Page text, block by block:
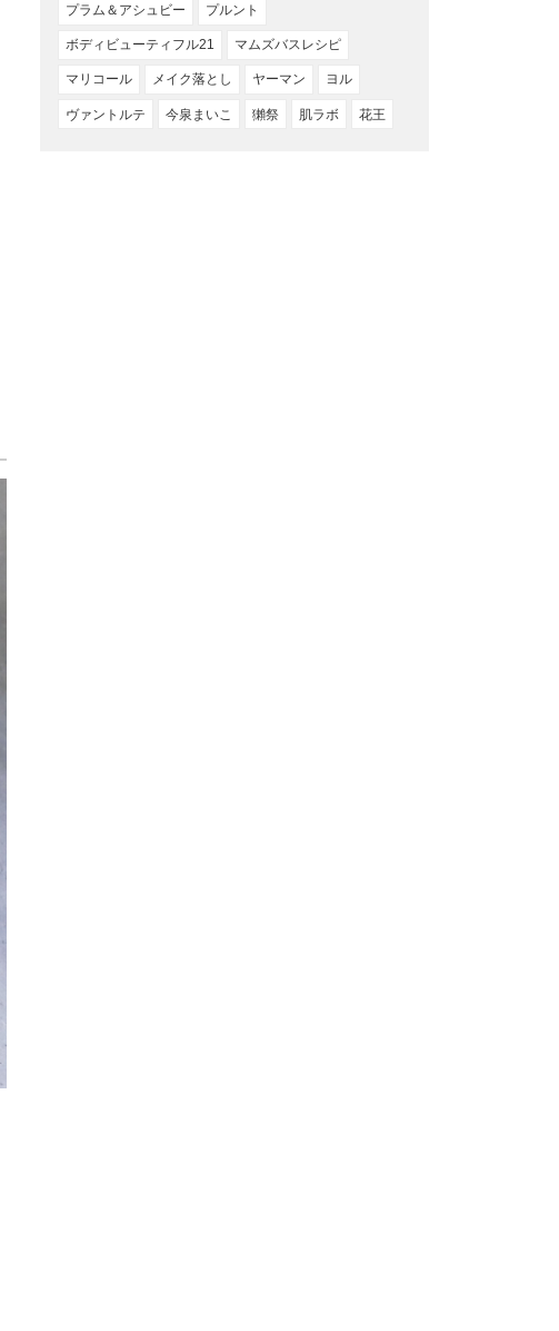
プラム＆アシュビー プルント
ボディビューティフル21 マムズバスレシピ
マリコール メイク落とし ヤーマン ヨル
ヴァントルテ 今泉まいこ 獺祭 肌ラボ 花王